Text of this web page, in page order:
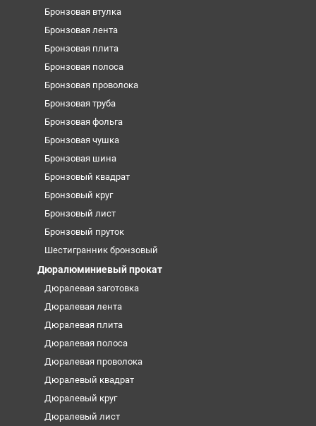
Бронзовая втулка
Бронзовая лента
Бронзовая плита
Бронзовая полоса
Бронзовая проволока
Бронзовая труба
Бронзовая фольга
Бронзовая чушка
Бронзовая шина
Бронзовый квадрат
Бронзовый круг
Бронзовый лист
Бронзовый пруток
Шестигранник бронзовый
Дюралюминиевый прокат
Дюралевая заготовка
Дюралевая лента
Дюралевая плита
Дюралевая полоса
Дюралевая проволока
Дюралевый квадрат
Дюралевый круг
Дюралевый лист